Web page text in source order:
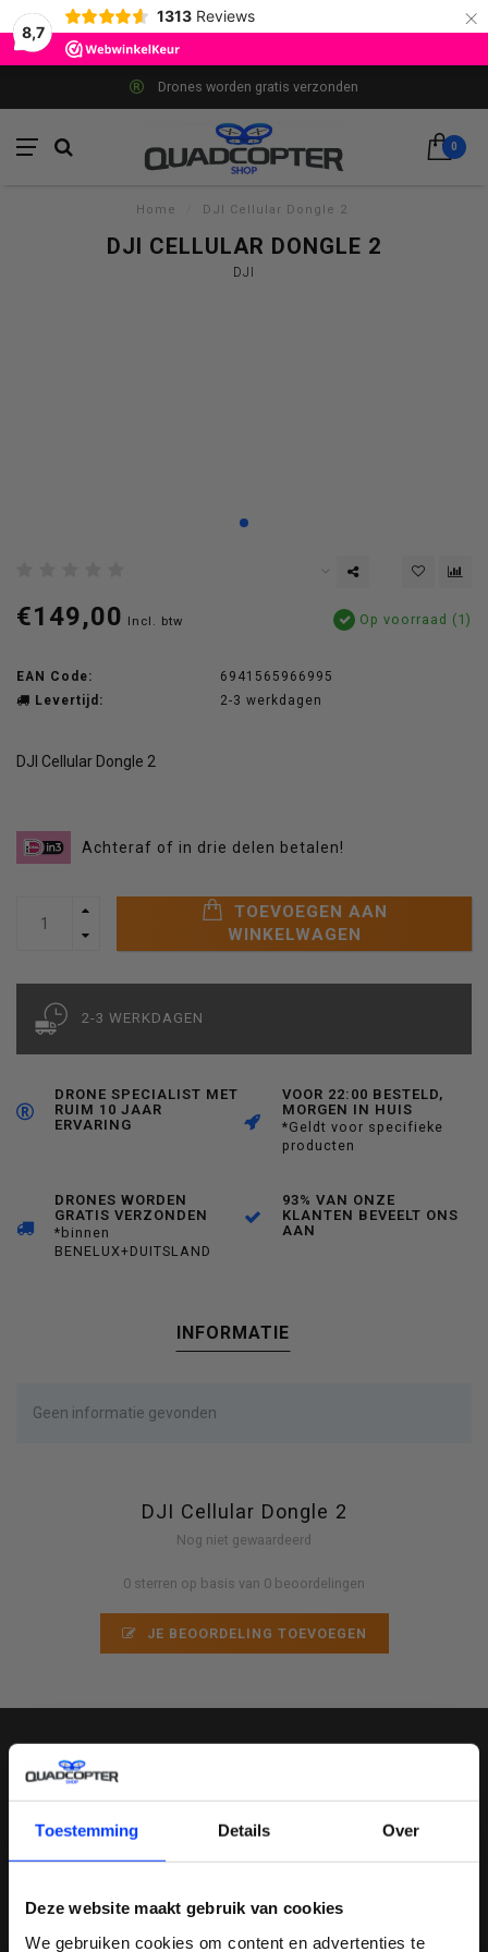
Toestemming Details Over
Deze website maakt gebruik van cookies
We gebruiken cookies om content en advertenties te
8,7
1313 Reviews ×
Drones worden gratis verzonden
0
Home DJI Cellular Dongle 2
DJI CELLULAR DONGLE 2
DJI
€149,00 Incl. btw Op voorraad (1)
EAN Code:
6941565966995
Levertijd:
2-3 werkdagen
DJI Cellular Dongle 2
Achteraf of in drie delen betalen!
TOEVOEGEN AAN
WINKELWAGEN
2-3 WERKDAGEN
DRONE SPECIALIST MET
RUIM 10 JAAR
ERVARING
VOOR 22:00 BESTELD,
MORGEN IN HUIS
*Geldt voor specifieke
producten
DRONES WORDEN
GRATIS VERZONDEN
*binnen
BENELUX+DUITSLAND
93% VAN ONZE
KLANTEN BEVEELT ONS
AAN
INFORMATIE
Geen informatie gevonden
DJI Cellular Dongle 2
Nog niet gewaardeerd
0 sterren op basis van 0 beoordelingen
JE BEOORDELING TOEVOEGEN
MELD JE AAN VOOR ONZE NIEUWSBRIEF